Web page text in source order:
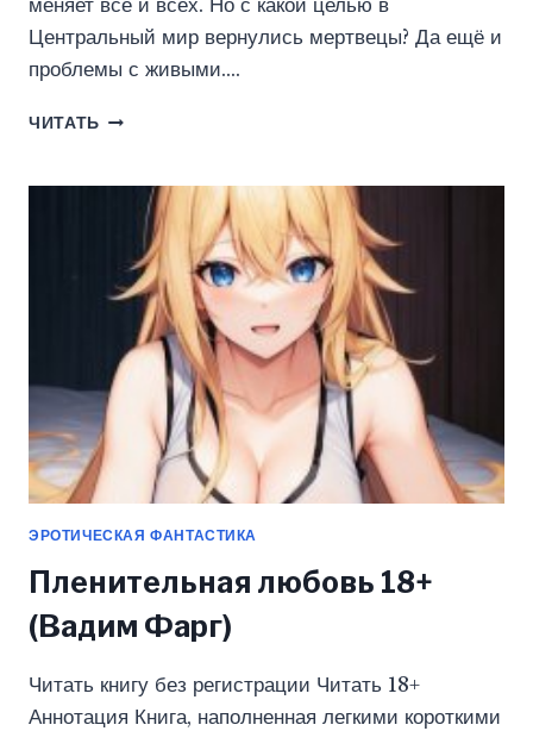
меняет всё и всех. Но с какой целью в
Центральный мир вернулись мертвецы? Да ещё и
проблемы с живыми….
ЧИТАТЬ УЧЕНИК
(ВАДИМ
ФАРГ)
ЭРОТИЧЕСКАЯ ФАНТАСТИКА
Пленительная любовь 18+
(Вадим Фарг)
Читать книгу без регистрации Читать 18+
Аннотация Книга, наполненная легкими короткими